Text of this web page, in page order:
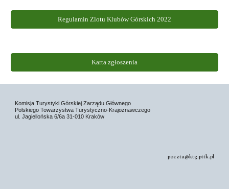
Regulamin Zlotu Klubów Górskich 2022
Karta zgłoszenia
Komisja Turystyki Górskiej Zarządu Głównego
Polskiego Towarzystwa Turystyczno-Krajoznawczego
ul. Jagiellońska 6/6a 31-010 Kraków
poczta@ktg.pttk.pl